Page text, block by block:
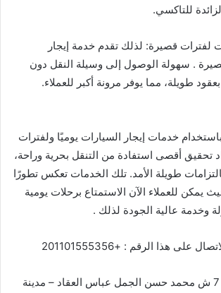
للتاكسي.
لفترات قصيرة: لذلك تقدم خدمة إيجار
. سهولة الوصول إلى وسيلة النقل دون
طويلة، مما يوفر مرونة أكبر للعملاء.
خدمات إيجار السيارات يوميًا ولفترات
تحقيق أقصى استفادة من التنقل بحرية وراحة،
طويلة الأمد. تلك الخدمات تعكس تطورًا
يمكن للعملاء الآن الاستمتاع برحلات يومية
وخدمة عالية الجودة لذلك .
على هذا الرقم : +201101555356
لذلك مقر الشركة : 7 ش محمد حسن الجمل عباس العقاد – مدينة